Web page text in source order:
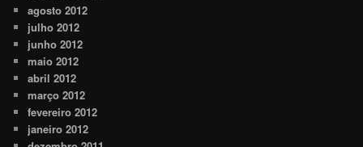
agosto 2012
julho 2012
junho 2012
maio 2012
abril 2012
março 2012
fevereiro 2012
janeiro 2012